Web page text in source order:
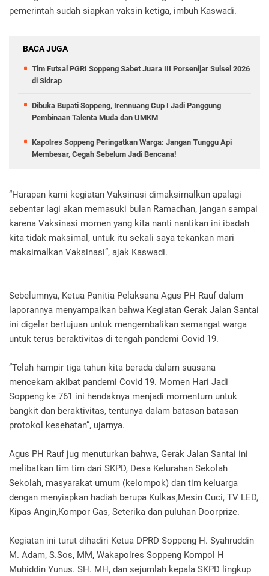
pemerintah sudah siapkan vaksin ketiga, imbuh Kaswadi.
BACA JUGA
Tim Futsal PGRI Soppeng Sabet Juara III Porsenijar Sulsel 2026
di Sidrap
Dibuka Bupati Soppeng, Irennuang Cup I Jadi Panggung
Pembinaan Talenta Muda dan UMKM
Kapolres Soppeng Peringatkan Warga: Jangan Tunggu Api
Membesar, Cegah Sebelum Jadi Bencana!
“Harapan kami kegiatan Vaksinasi dimaksimalkan apalagi
sebentar lagi akan memasuki bulan Ramadhan, jangan sampai
karena Vaksinasi momen yang kita nanti nantikan ini ibadah
kita tidak maksimal, untuk itu sekali saya tekankan mari
maksimalkan Vaksinasi”, ajak Kaswadi.
Sebelumnya, Ketua Panitia Pelaksana Agus PH Rauf dalam
laporannya menyampaikan bahwa Kegiatan Gerak Jalan Santai
ini digelar bertujuan untuk mengembalikan semangat warga
untuk terus beraktivitas di tengah pandemi Covid 19.
”Telah hampir tiga tahun kita berada dalam suasana
mencekam akibat pandemi Covid 19. Momen Hari Jadi
Soppeng ke 761 ini hendaknya menjadi momentum untuk
bangkit dan beraktivitas, tentunya dalam batasan batasan
protokol kesehatan”, ujarnya.
Agus PH Rauf jug menuturkan bahwa, Gerak Jalan Santai ini
melibatkan tim tim dari SKPD, Desa Kelurahan Sekolah
Sekolah, masyarakat umum (kelompok) dan tim keluarga
dengan menyiapkan hadiah berupa Kulkas,Mesin Cuci, TV LED,
Kipas Angin,Kompor Gas, Seterika dan puluhan Doorprize.
Kegiatan ini turut dihadiri Ketua DPRD Soppeng H. Syahruddin
M. Adam, S.Sos, MM, Wakapolres Soppeng Kompol H
Muhiddin Yunus. SH. MH, dan sejumlah kepala SKPD lingkup